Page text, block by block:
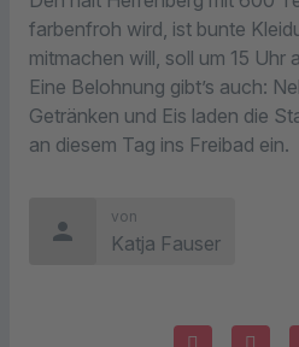
farbenfroh wird, ist bunte
mitmachen will, soll um 15 Uhr
Eine Belohnung gibt’s auch:
Getränken und Eis laden die
an diesem Tag ins Freibad ein.
person
von
Katja Fauser